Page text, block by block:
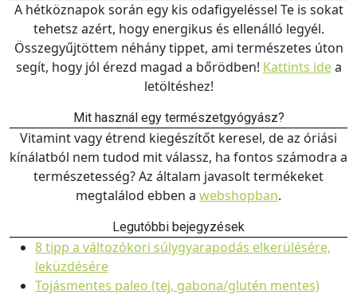
A hétköznapok során egy kis odafigyeléssel Te is sokat
tehetsz azért, hogy energikus és ellenálló legyél.
Összegyűjtöttem néhány tippet, ami természetes úton
segít, hogy jól érezd magad a bőrödben! Kattints idea
letöltéshez!
Mit használ egy természetgyógyász?
Vitamint vagy étrend kiegészítőt keresel, de az óriási
kínálatból nem tudod mit válassz, ha fontos számodra a
természetesség? Az általam javasolt termékeket
megtalálod ebben a webshopban.
Legutóbbi bejegyzések
8 tipp a változókori súlygyarapodás elkerülésére,
leküzdésére
Tojásmentes paleo (tej, gabona/glutén mentes)